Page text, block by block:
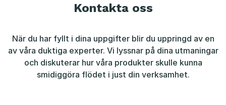
Kontakta oss
När du har fyllt i dina uppgifter blir du uppringd av en
av våra duktiga experter. Vi lyssnar på dina utmaningar
och diskuterar hur våra produkter skulle kunna
smidiggöra flödet i just din verksamhet.